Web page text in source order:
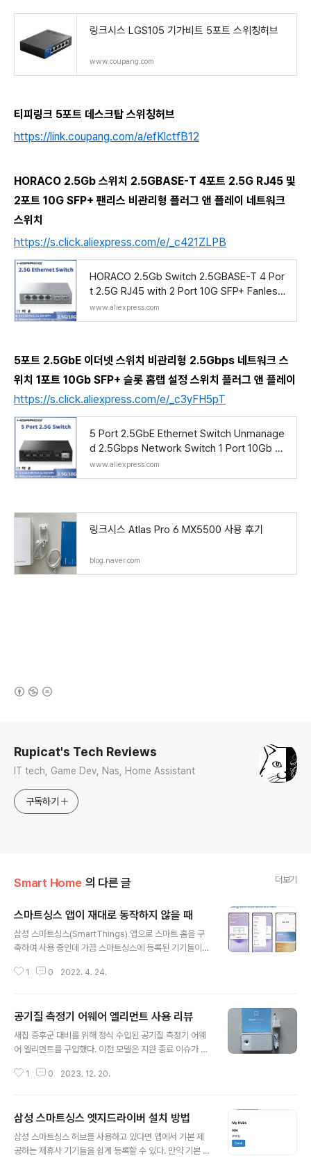
링크시스 LGS105 기가비트 5포트 스위칭허브
www.coupang.com
티피링크 5포트 데스크탑 스위칭허브
https://link.coupang.com/a/efKlctfB12
HORACO 2.5Gb 스위치 2.5GBASE-T 4포트 2.5G RJ45 및
2포트 10G SFP+ 팬리스 비관리형 플러그 앤 플레이 네트워크
스위치
https://s.click.aliexpress.com/e/_c421ZLPB
HORACO 2.5Gb Switch 2.5GBASE-T 4 Por
t 2.5G RJ45 with 2 Port 10G SFP+ Fanless
Unmanaged Plug and Play Network Switc
h - AliExpress
www.aliexpress.com
5포트 2.5GbE 이더넷 스위치 비관리형 2.5Gbps 네트워크 스
위치 1포트 10Gb SFP+ 슬롯 홈랩 설정 스위치 플러그 앤 플레이
https://s.click.aliexpress.com/e/_c3yFH5pT
5 Port 2.5GbE Ethernet Switch Unmanage
d 2.5Gbps Network Switch 1 Port 10Gb SF
P+ Slot Home Lab Setup Switch Plug and
Play - AliEx
www.aliexpress.com
링크시스 Atlas Pro 6 MX5500 사용 후기
blog.naver.com
Rupicat's Tech Reviews
IT tech, Game Dev, Nas, Home Assistant
구독하기
Smart Home 의 다른 글 더보기
스마트싱스 앱이 재대로 동작하지 않을 때
삼성 스마트싱스(SmartThings) 앱으로 스마트 홈을 구
축하여 사용 중인데 가끔 스마트싱스에 등록된 기기들이
화 기능이 안되기도 하고 연결된 기기들이 끊기기도 하죠.
재설치 시 해당 계정으로 다시 로그인하면 자동 적용이 됩
니다. 이렇게 해도 특정 기기에 접속이 되지 않으면 기기를
삭제 후 다시 등록해줍니다. 특히 공유기를 바꿔서 wifi 신
니다. 이때 기기가 잘 등록이 안되는 경우가 있는데 아이폰
1 0 2022. 4. 24.
공기질 측정기 어웨어 엘리먼트 사용 리뷰
새집 증후군 대비를 위해 정식 수입된 공기질 측정기 어웨
어 엘리먼트를 구입했다. 이전 모델은 지원 종료 이슈가 있
도 오프라인 모드로 사용 가능하게 될 것이라 한다. 어웨어
랜만에 보는 made in korea Awair는 미국 센프란시스
코에 본사를 둔 미국 회사인데 제조가 korea라니. 외관은
모두 플라스틱이고 너무 작지 않은 적당한 크기에 디자인
1 0 2023. 12. 20.
삼성 스마트싱스 엣지드라이버 설치 방법
삼성 스마트싱스 허브를 사용하고 있다면 앱에서 기본 제
공하는 제휴사 기기들을 쉽게 등록할 수 있다. 만약 기본 제